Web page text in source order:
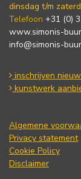
dinsdag t/m
Telefoon +31 (0)
www.simonis-
info@simonis-
inschrijven
kunstwerk
Algemene
Privacy statement
Cookie Policy
Disclaimer